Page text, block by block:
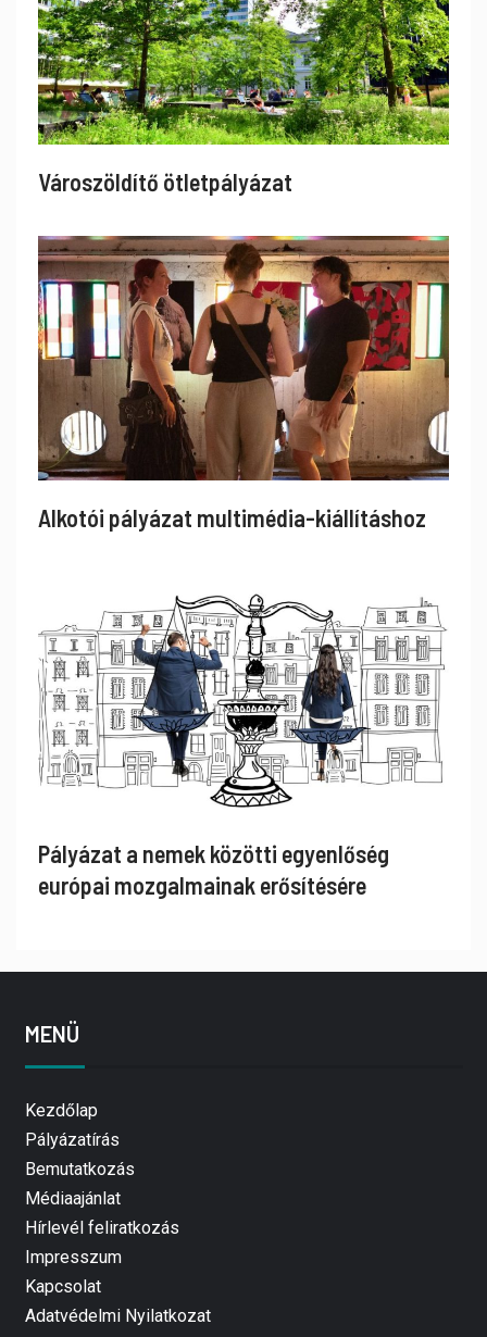
Városzöldítő ötletpályázat
Alkotói pályázat multimédia-kiállításhoz
Pályázat a nemek közötti egyenlőség
európai mozgalmainak erősítésére
MENÜ
Kezdőlap
Pályázatírás
Bemutatkozás
Médiaajánlat
Hírlevél feliratkozás
Impresszum
Kapcsolat
Adatvédelmi Nyilatkozat